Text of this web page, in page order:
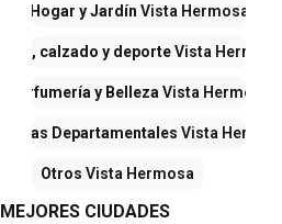
Hogar y Jardín Vista Hermosa
calzado y deporteVista Hermosa
Perfumería y Belleza Vista Hermosa
Departamentales Vista Hermosa
Otros Vista Hermosa
MEJORES CIUDADES